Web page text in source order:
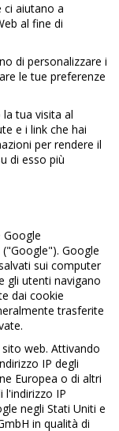
ci aiutano a
al fine di
di personalizzare i
le tue preferenze
tua visita al
e i link che hai
per rendere il
di esso più
Google
Google
sui computer
gli utenti navigano
dai cookie
trasferite
web. Attivando
IP degli
Europea o di altri
l'indirizzo IP
negli Stati Uniti e
in qualità di